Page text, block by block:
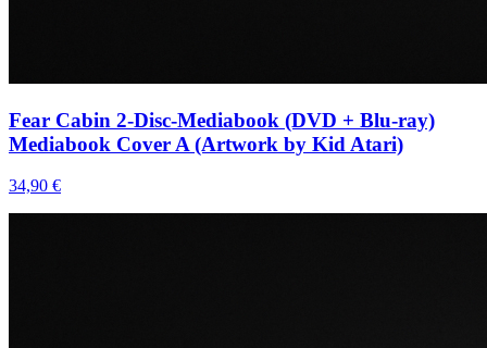
Fear Cabin 2-Disc-Mediabook (DVD + Blu-ray)
Mediabook Cover A (Artwork by Kid Atari)
34,90 €